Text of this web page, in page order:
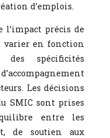
d’emplois.
précis de
varier en fonction
des spécificités
Les décisions
SMIC sont prises
entre les
de soutien aux